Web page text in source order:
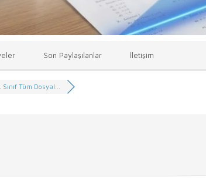
Son Paylaşılanlar İletişim
Sınıf Tüm Dosyal...